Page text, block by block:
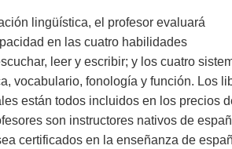
lingüística, el profesor evaluará
en las cuatro habilidades
leer y escribir; y los cuatro
vocabulario, fonología y función. Los
están todos incluidos en los precios
son instructores nativos de
certificados en la enseñanza de